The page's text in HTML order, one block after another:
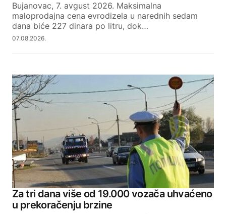
Bujanovac, 7. avgust 2026. Maksimalna
maloprodajna cena evrodizela u narednih sedam
dana biće 227 dinara po litru, dok…
07.08.2026.
Za tri dana više od 19.000 vozača uhvaćeno
u prekoračenju brzine